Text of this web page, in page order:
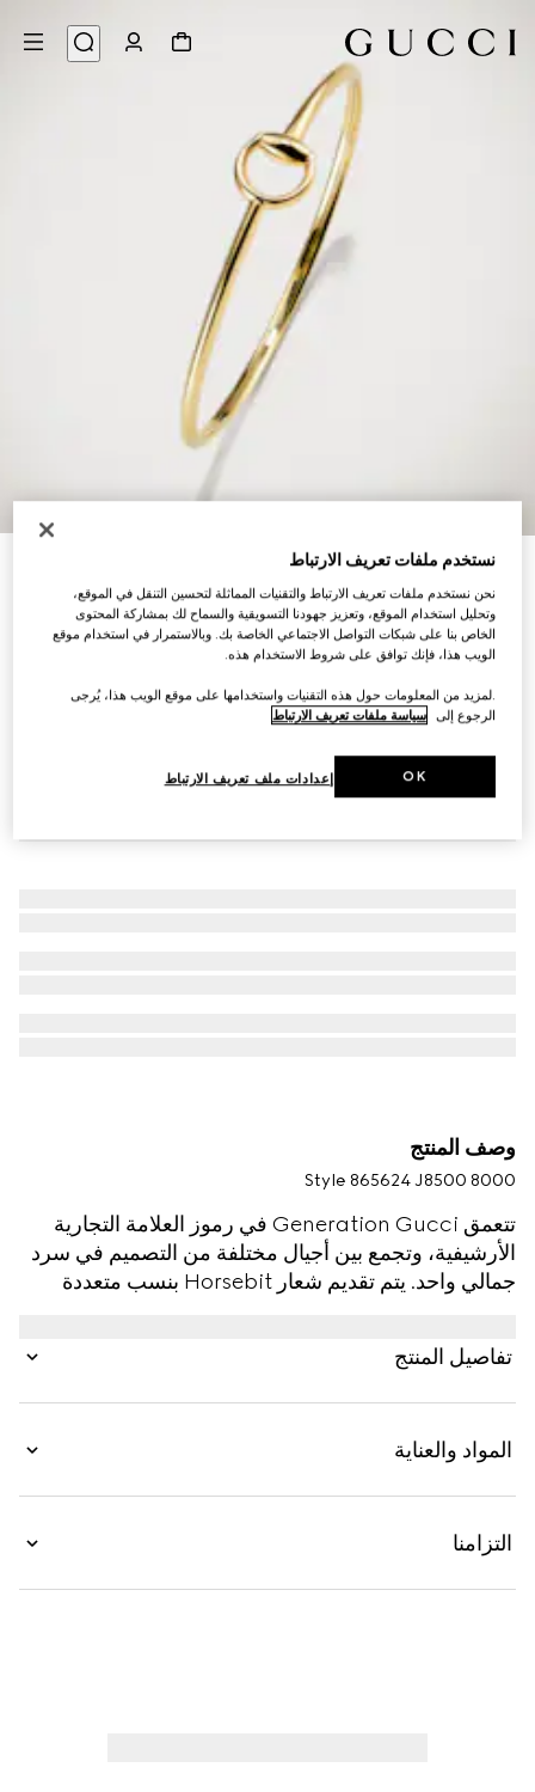
سوار Gucci Horsebit على شكل طوق عيار 18 قيراطاً
AED 19,200
وصف المنتج
Style ‎865624 J8500 8000
تتعمق Generation Gucci في رموز العلامة التجارية
الأرشيفية، وتجمع بين أجيال مختلفة من التصميم في سرد
جمالي واحد. يتم تقديم شعار Horsebit بنسب متعددة
لإضفاء لمسة مميزة.
تفاصيل المنتج
المواد والعناية
التزامنا
نستخدم ملفات تعريف الارتباط
نحن نستخدم ملفات تعريف الارتباط والتقنيات المماثلة لتحسين التنقل في الموقع،
وتحليل استخدام الموقع، وتعزيز جهودنا التسويقية والسماح لك بمشاركة المحتوى
الخاص بنا على شبكات التواصل الاجتماعي الخاصة بك. وبالاستمرار في استخدام موقع
الويب هذا، فإنك توافق على شروط الاستخدام هذه.
.لمزيد من المعلومات حول هذه التقنيات واستخدامها على موقع الويب هذا، يُرجى
الرجوع إلى سياسة ملفات تعريف الارتباط
إعدادات ملف تعريف الارتباط OK